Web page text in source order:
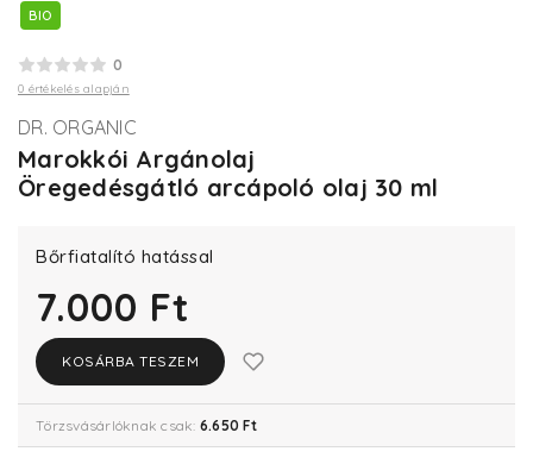
BIO
0
0 értékelés alapján
DR. ORGANIC
Marokkói Argánolaj
Öregedésgátló arcápoló olaj 30 ml
Bőrfiatalító hatással
7.000 Ft
KOSÁRBA TESZEM
Törzsvásárlóknak csak: 6.650 Ft